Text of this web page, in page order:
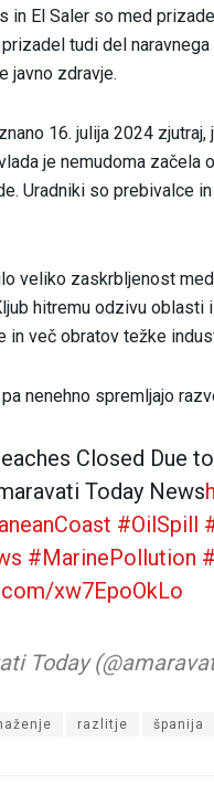
in El Saler so med
tudi del
javno zdravje.
16. julija 2024
je nemudoma
Uradniki so prebivalce
veliko zaskrbljenost
hitremu odzivu oblasti
in več obratov težke
nenehno spremljajo
Closed Due
Today News
#OilSpill
#MarinePollution
xw7EpoOkLo
Today
razlitje španija